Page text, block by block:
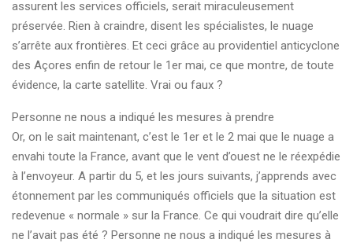
assurent les services officiels, serait miraculeusement
préservée. Rien à craindre, disent les spécialistes, le nuage
s’arrête aux frontières. Et ceci grâce au providentiel anticyclone
des Açores enfin de retour le 1er mai, ce que montre, de toute
évidence, la carte satellite. Vrai ou faux ?
Personne ne nous a indiqué les mesures à prendre
Or, on le sait maintenant, c’est le 1er et le 2 mai que le nuage a
envahi toute la France, avant que le vent d’ouest ne le réexpédie
à l’envoyeur. A partir du 5, et les jours suivants, j’apprends avec
étonnement par les communiqués officiels que la situation est
redevenue « normale » sur la France. Ce qui voudrait dire qu’elle
ne l’avait pas été ? Personne ne nous a indiqué les mesures à